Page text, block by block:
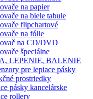
na papier
na biele tabule
flipchartové
na fólie
na CD/DVD
špeciálne
LEPENIE, BALENIE
pre lepiace pásky
prostriedky
pásky kancelárske
rollery